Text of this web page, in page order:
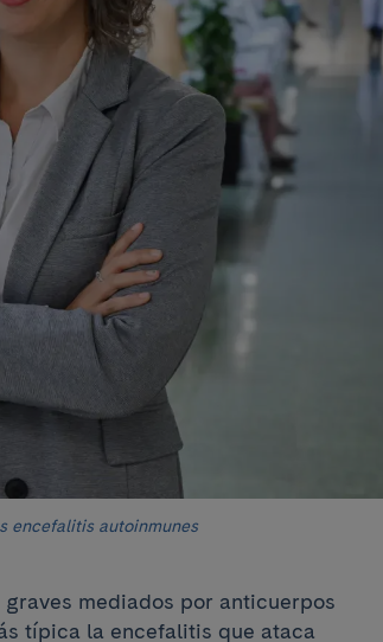
encefalitis autoinmunes
mediados por anticuerpos
típica la encefalitis que ataca